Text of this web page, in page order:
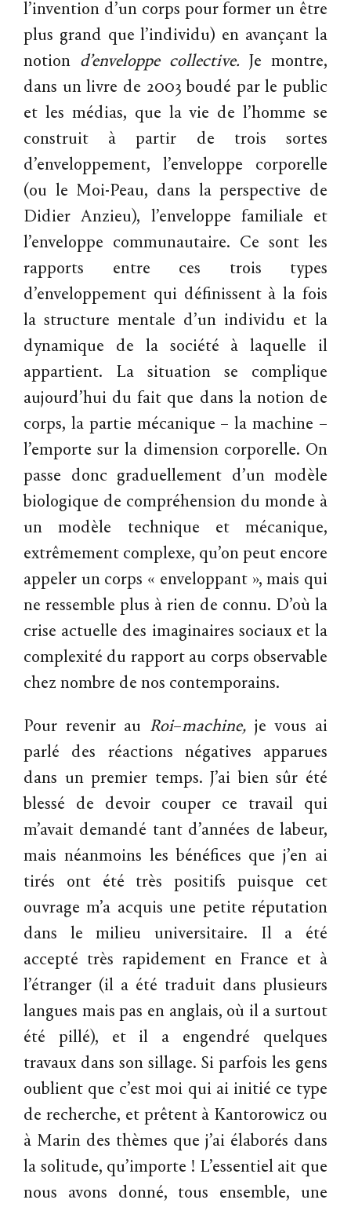
l’invention d’un corps pour former un être
plus grand que l’individu) en avançant la
notion d’enveloppe collective. Je montre,
dans un livre de 2003 boudé par le public
et les médias, que la vie de l’homme se
construit à partir de trois sortes
d’enveloppement, l’enveloppe corporelle
(ou le Moi-Peau, dans la perspective de
Didier Anzieu), l’enveloppe familiale et
l’enveloppe communautaire. Ce sont les
rapports entre ces trois types
d’enveloppement qui définissent à la fois
la structure mentale d’un individu et la
dynamique de la société à laquelle il
appartient. La situation se complique
aujourd’hui du fait que dans la notion de
corps, la partie mécanique – la machine –
l’emporte sur la dimension corporelle. On
passe donc graduellement d’un modèle
biologique de compréhension du monde à
un modèle technique et mécanique,
extrêmement complexe, qu’on peut encore
appeler un corps « enveloppant », mais qui
ne ressemble plus à rien de connu. D’où la
crise actuelle des imaginaires sociaux et la
complexité du rapport au corps observable
chez nombre de nos contemporains.
Pour revenir au Roi–machine, je vous ai
parlé des réactions négatives apparues
dans un premier temps. J’ai bien sûr été
blessé de devoir couper ce travail qui
m’avait demandé tant d’années de labeur,
mais néanmoins les bénéfices que j’en ai
tirés ont été très positifs puisque cet
ouvrage m’a acquis une petite réputation
dans le milieu universitaire. Il a été
accepté très rapidement en France et à
l’étranger (il a été traduit dans plusieurs
langues mais pas en anglais, où il a surtout
été pillé), et il a engendré quelques
travaux dans son sillage. Si parfois les gens
oublient que c’est moi qui ai initié ce type
de recherche, et prêtent à Kantorowicz ou
à Marin des thèmes que j’ai élaborés dans
la solitude, qu’importe ! L’essentiel ait que
nous avons donné, tous ensemble, une